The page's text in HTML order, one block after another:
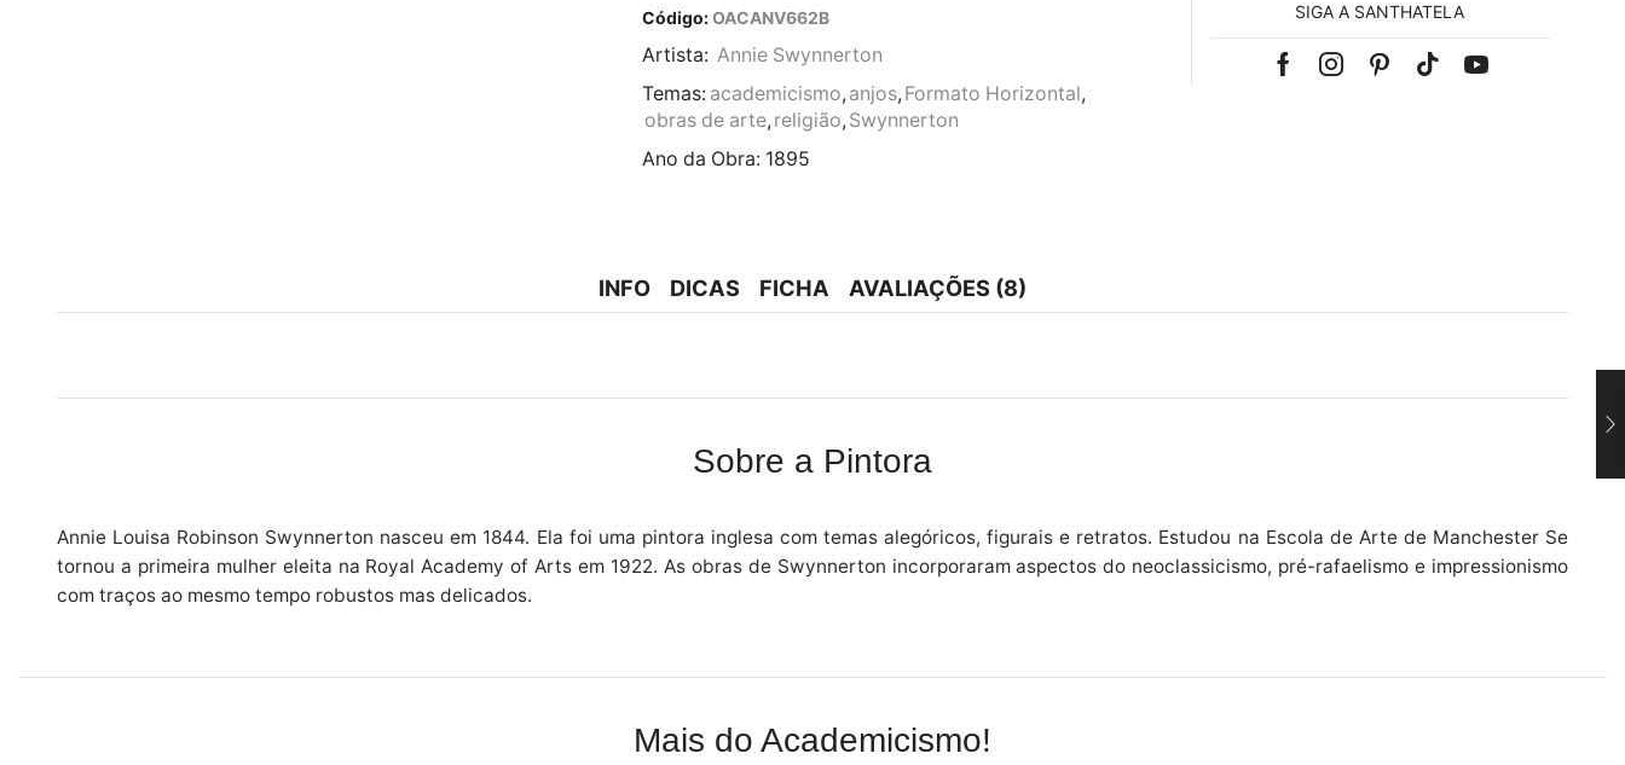
Código:OACANV662B
Artista: Annie Swynnerton
Temas: academicismo, anjos, Formato Horizontal,
obras de arte, religião, Swynnerton
Ano da Obra: 1895
SIGA A SANTHATELA
FacebookInstagramPinterest
Tik-Youtube
INFO DICAS FICHA AVALIAÇÕES (8)
Sobre a Pintora
Annie Louisa Robinson Swynnerton nasceu em 1844. Ela foi uma pintora inglesa com temas alegóricos, figurais e retratos. Estudou na Escola de Arte de Manchester Se
tornou a primeira mulher eleita na Royal Academy of Arts em 1922. As obras de Swynnerton incorporaram aspectos do neoclassicismo, pré-rafaelismo e impressionismo
com traços ao mesmo tempo robustos mas delicados.
Mais do Academicismo!